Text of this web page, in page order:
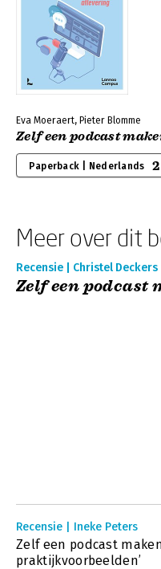
Eva Moeraert, Pieter Blomme
Zelf een podcast
Paperback | Nederlands
Meer over dit
Recensie | Christel Deckers
Zelf een podcast
Recensie | Ineke Peters
Zelf een podcast
praktijkvoorbeelden’